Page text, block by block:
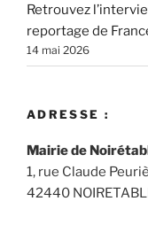
Retrouvez
reportage de
14 mai 2026
ADRESSE :
Mairie de
1, rue Claude
42440